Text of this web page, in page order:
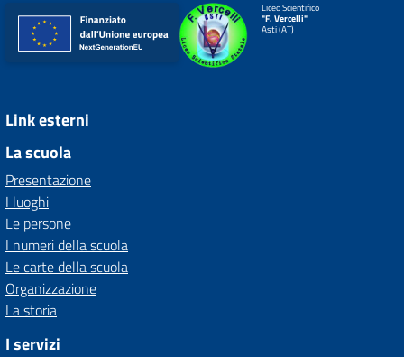
Liceo Scientifico
"F. Vercelli"
Asti (AT)
Link esterni
La scuola
Presentazione
I luoghi
Le persone
I numeri della scuola
Le carte della scuola
Organizzazione
La storia
I servizi